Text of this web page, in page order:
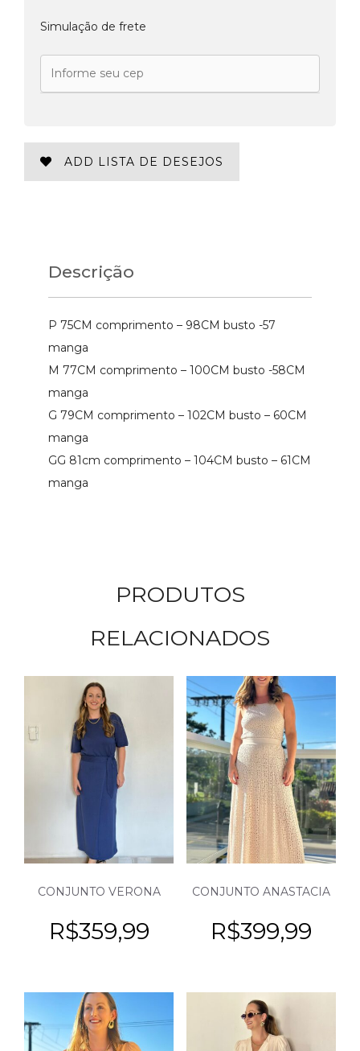
Simulação de frete
ADD LISTA DE DESEJOS
Descrição
P 75CM comprimento – 98CM busto -57
manga
M 77CM comprimento – 100CM busto -58CM
manga
G 79CM comprimento – 102CM busto – 60CM
manga
GG 81cm comprimento – 104CM busto – 61CM
manga
PRODUTOS
RELACIONADOS
CONJUNTO VERONA
R$359,99
CONJUNTO ANASTACIA
R$399,99